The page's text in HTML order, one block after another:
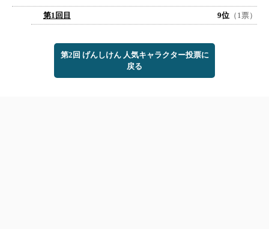
第1回目 9位 （1票）
第2回 げんしけん 人気キャラクター投票に
戻る